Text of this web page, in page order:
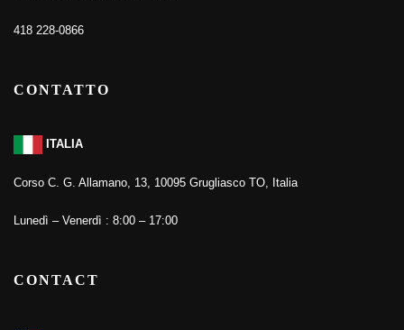
418 228-0866
CONTATTO
ITALIA
Corso C. G. Allamano, 13, 10095 Grugliasco TO, Italia
Lunedì – Venerdì : 8:00 – 17:00
CONTACT